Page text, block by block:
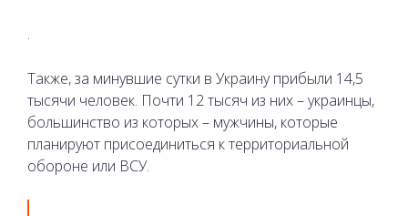
.
Также, за минувшие сутки в Украину прибыли 14,5
тысячи человек. Почти 12 тысяч из них – украинцы,
большинство из которых – мужчины, которые
планируют присоединиться к территориальной
обороне или ВСУ.